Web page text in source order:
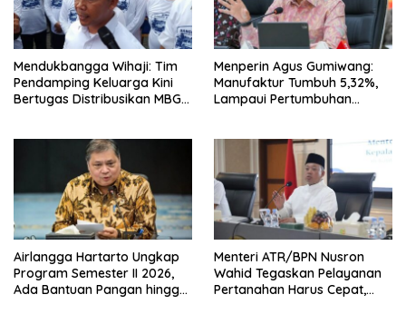
Mendukbangga Wihaji: Tim
Pendamping Keluarga Kini
Bertugas Distribusikan MBG
Menperin Agus Gumiwang:
Manufaktur Tumbuh 5,32%,
Lampaui Pertumbuhan
Airlangga Hartarto Ungkap
Program Semester II 2026,
Ada Bantuan Pangan hingga
Menteri ATR/BPN Nusron
Wahid Tegaskan Pelayanan
Pertanahan Harus Cepat,